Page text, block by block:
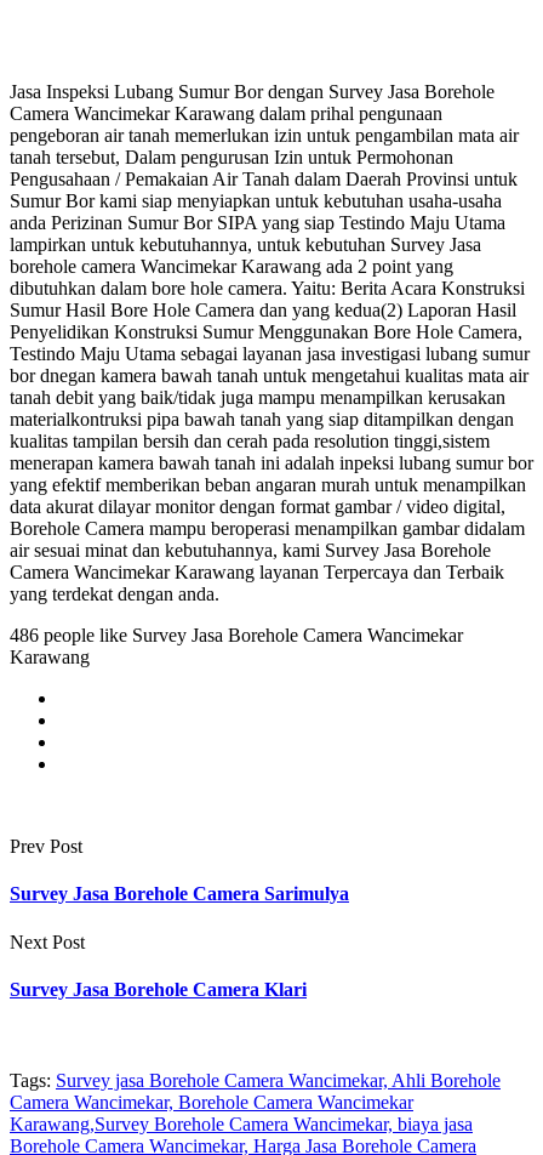
Jasa Inspeksi Lubang Sumur Bor dengan Survey Jasa Borehole
Camera Wancimekar Karawang dalam prihal pengunaan
pengeboran air tanah memerlukan izin untuk pengambilan mata air
tanah tersebut, Dalam pengurusan Izin untuk Permohonan
Pengusahaan / Pemakaian Air Tanah dalam Daerah Provinsi untuk
Sumur Bor kami siap menyiapkan untuk kebutuhan usaha-usaha
anda Perizinan Sumur Bor SIPA yang siap Testindo Maju Utama
lampirkan untuk kebutuhannya, untuk kebutuhan Survey Jasa
borehole camera Wancimekar Karawang ada 2 point yang
dibutuhkan dalam bore hole camera. Yaitu: Berita Acara Konstruksi
Sumur Hasil Bore Hole Camera dan yang kedua(2) Laporan Hasil
Penyelidikan Konstruksi Sumur Menggunakan Bore Hole Camera,
Testindo Maju Utama sebagai layanan jasa investigasi lubang sumur
bor dnegan kamera bawah tanah untuk mengetahui kualitas mata air
tanah debit yang baik/tidak juga mampu menampilkan kerusakan
materialkontruksi pipa bawah tanah yang siap ditampilkan dengan
kualitas tampilan bersih dan cerah pada resolution tinggi,sistem
menerapan kamera bawah tanah ini adalah inpeksi lubang sumur bor
yang efektif memberikan beban angaran murah untuk menampilkan
data akurat dilayar monitor dengan format gambar / video digital,
Borehole Camera mampu beroperasi menampilkan gambar didalam
air sesuai minat dan kebutuhannya, kami Survey Jasa Borehole
Camera Wancimekar Karawang layanan Terpercaya dan Terbaik
yang terdekat dengan anda.
486 people like Survey Jasa Borehole Camera Wancimekar
Karawang
Prev Post
Survey Jasa Borehole Camera Sarimulya
Next Post
Survey Jasa Borehole Camera Klari
Tags: Survey jasa Borehole Camera Wancimekar, Ahli Borehole
Camera Wancimekar, Borehole Camera Wancimekar
Karawang,Survey Borehole Camera Wancimekar, biaya jasa
Borehole Camera Wancimekar, Harga Jasa Borehole Camera